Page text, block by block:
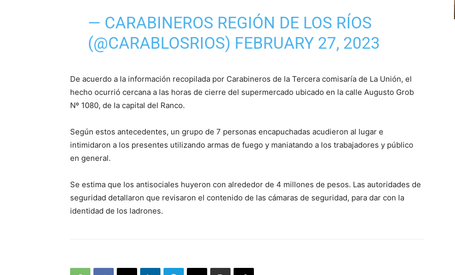
— CARABINEROS REGIÓN DE LOS RÍOS
(@CARABLOSRIOS) FEBRUARY 27, 2023
De acuerdo a la información recopilada por Carabineros de la Tercera comisaría de La Unión, el
hecho ocurrió cercana a las horas de cierre del supermercado ubicado en la calle Augusto Grob
Nº 1080, de la capital del Ranco.
Según estos antecedentes, un grupo de 7 personas encapuchadas acudieron al lugar e
intimidaron a los presentes utilizando armas de fuego y maniatando a los trabajadores y público
en general.
Se estima que los antisociales huyeron con alrededor de 4 millones de pesos. Las autoridades de
seguridad detallaron que revisaron el contenido de las cámaras de seguridad, para dar con la
identidad de los ladrones.